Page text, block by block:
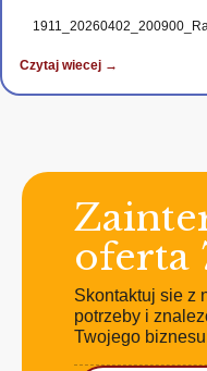
Czytaj wiecej →
oferta
Skontaktuj sie z
potrzeby i
Twojego